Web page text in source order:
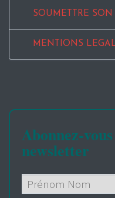
SOUMETTRE SON
MENTIONS
Abonnez-
newsletter